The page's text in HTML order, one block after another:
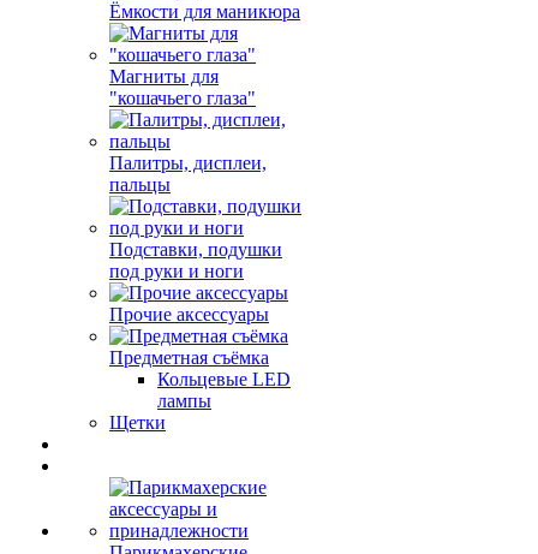
Ёмкости для маникюра
Магниты для
"кошачьего глаза"
Палитры, дисплеи,
пальцы
Подставки, подушки
под руки и ноги
Прочие аксессуары
Предметная съёмка
Кольцевые LED
лампы
Щетки